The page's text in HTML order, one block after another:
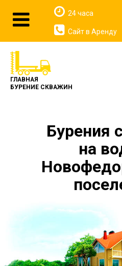
ГЛАВНАЯ
БУРЕНИЕ СКВАЖИН
Бурения
на
24 часа
Сайт в Аренду